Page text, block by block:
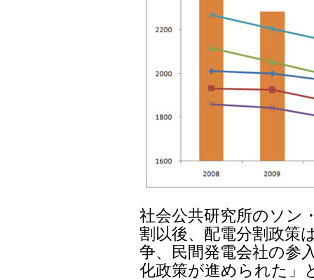
社会公共研究所のソン
割以後、配電分割政策
争、民間発電会社の参
化政策が進められた」